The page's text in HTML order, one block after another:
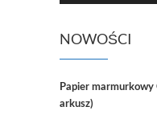
NOWOŚCI
Papier marmurkowy
arkusz)